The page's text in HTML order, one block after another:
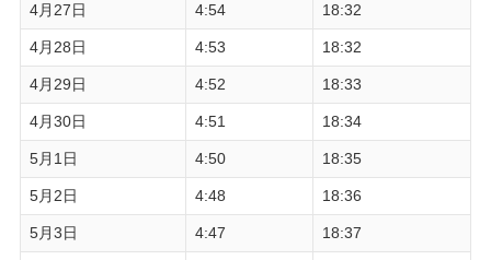
4月27日 4:54 18:32
4月28日 4:53 18:32
4月29日 4:52 18:33
4月30日 4:51 18:34
5月1日 4:50 18:35
5月2日 4:48 18:36
5月3日 4:47 18:37